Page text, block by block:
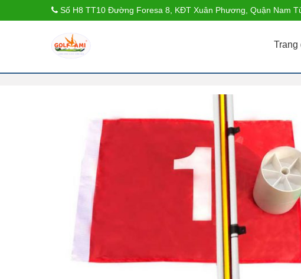
Số H8 TT10 Đường Foresa 8, KĐT Xuân Phương, Quận Nam
Trang